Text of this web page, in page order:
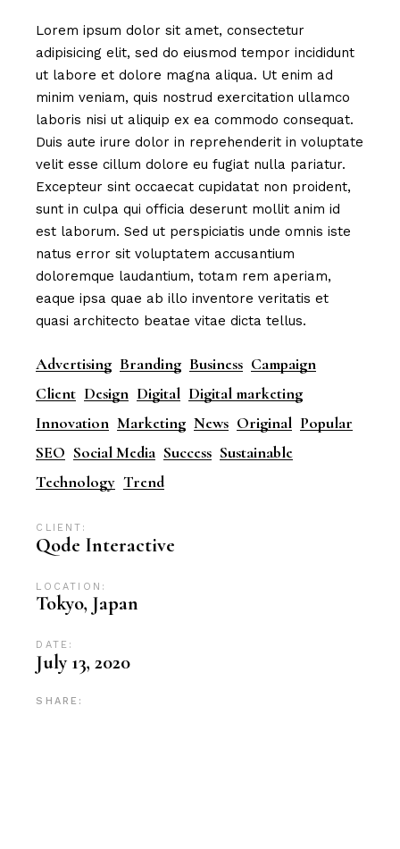
Lorem ipsum dolor sit amet, consectetur
adipisicing elit, sed do eiusmod tempor incididunt
ut labore et dolore magna aliqua. Ut enim ad
minim veniam, quis nostrud exercitation ullamco
laboris nisi ut aliquip ex ea commodo consequat.
Duis aute irure dolor in reprehenderit in voluptate
velit esse cillum dolore eu fugiat nulla pariatur.
Excepteur sint occaecat cupidatat non proident,
sunt in culpa qui officia deserunt mollit anim id
est laborum. Sed ut perspiciatis unde omnis iste
natus error sit voluptatem accusantium
doloremque laudantium, totam rem aperiam,
eaque ipsa quae ab illo inventore veritatis et
quasi architecto beatae vitae dicta tellus.
Advertising Branding Business Campaign
Client Design Digital Digital marketing
Innovation Marketing News Original Popular
SEO Social Media Success Sustainable
Technology Trend
CLIENT:
Qode Interactive
LOCATION:
Tokyo, Japan
DATE:
July 13, 2020
SHARE: